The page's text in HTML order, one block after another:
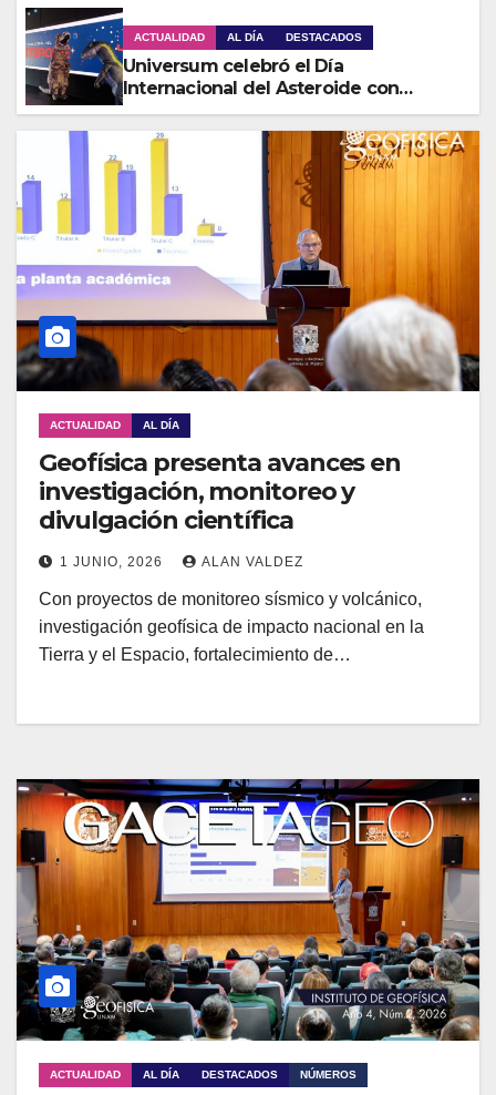
ACTUALIDAD AL DÍA DESTACADOS
Universum celebró el Día
Internacional del Asteroide con
actividades para toda la familia
ACTUALIDAD AL DÍA
Geofísica presenta avances en
investigación, monitoreo y
divulgación científica
1 JUNIO, 2026 ALAN VALDEZ
Con proyectos de monitoreo sísmico y volcánico,
investigación geofísica de impacto nacional en la
Tierra y el Espacio, fortalecimiento de…
ACTUALIDAD AL DÍA DESTACADOS NÚMEROS